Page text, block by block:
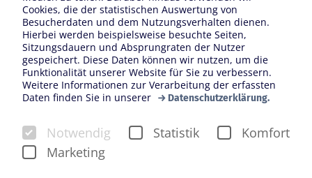
Cookies, die der statistischen Auswertung von
Besucherdaten und dem Nutzungsverhalten dienen.
Hierbei werden beispielsweise besuchte Seiten,
Sitzungsdauern und Absprungraten der Nutzer
gespeichert. Diese Daten können wir nutzen, um die
Funktionalität unserer Website für Sie zu verbessern.
Weitere Informationen zur Verarbeitung der erfassten
Daten finden Sie in unserer
Datenschutzerklärung.
Notwendig Statistik
Komfort
Marketing
Blumen und Pflanzen machen das Leben schöner und
mit Landgard blüht das Geschäft. Dank unserer
Erzeuger aus ganz Europa haben wir täglich ein buntes
Sortiment an Schnittblumen und Zimmerpflanzen im
Angebot. Wir verbinden den Gartenbau mit dem
Handel. Mit individuellen Angeboten und einem auf die
Bedürfnisse unserer Kunden und Erzeuger
gleichermaßen zugeschnittenen Service.